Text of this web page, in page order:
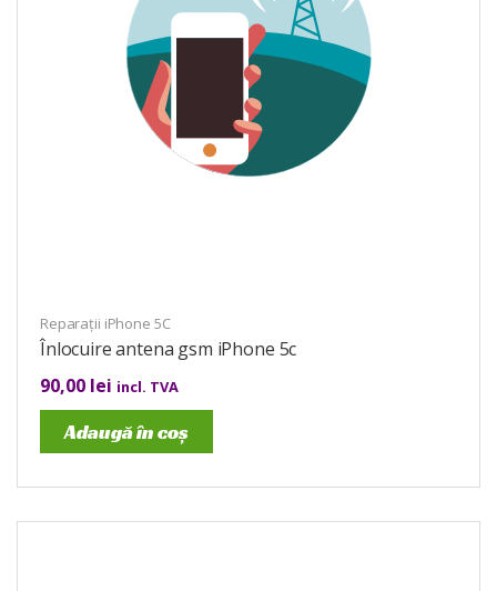
Reparații iPhone 5C
Înlocuire antena gsm iPhone 5c
90,00 lei incl. TVA
Adaugă în coș